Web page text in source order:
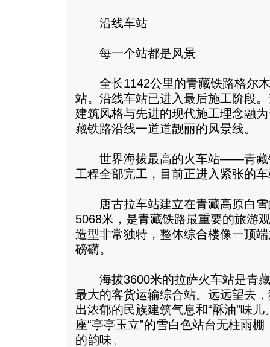
沿线车站
每一个站都是风景
全长1142公里的青藏铁路格尔木
站。沿线车站已进入最后施工阶段
建筑风格与先进的现代施工理念融
藏铁路沿线一道道靓丽的风景线。
世界海拔最高的火车站——青藏
工程全部完工，目前正进入紧张的
唐古拉车站建立在青藏高原白雪
5068米，是青藏铁路最重要的旅游
造型非常独特，整体综合楼像一顶
磅礴。
海拔3600米的拉萨火车站是青藏
最大的客货运输综合站。远远望去
出浓郁的民族建筑气息和“酥油”味
座“亭亭玉立”的雪白色站台无柱雨
的韵味。